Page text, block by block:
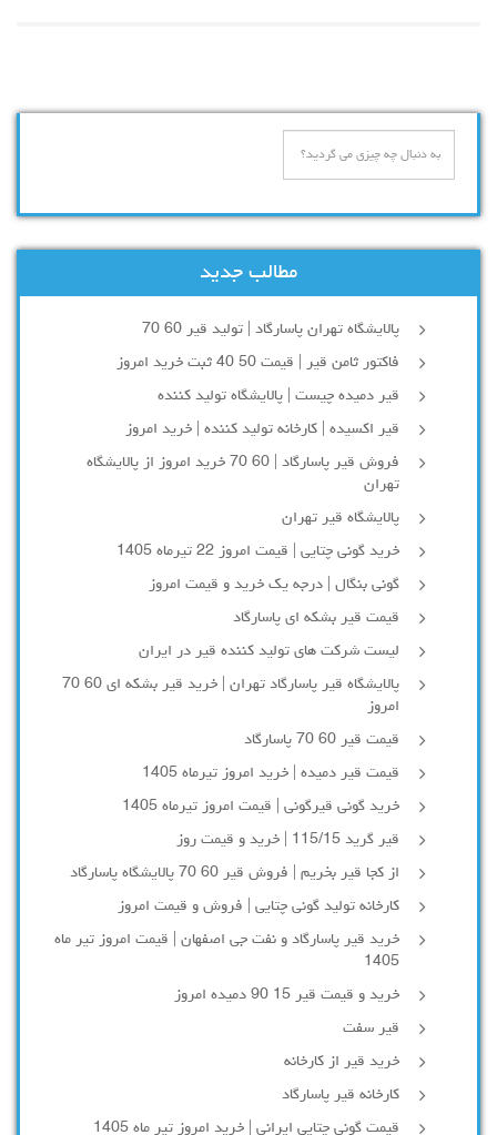
مطالب جدید
پالایشگاه تهران پاسارگاد | تولید قیر 60 70
فاکتور ثامن قیر | قیمت 50 40 ثبت خرید امروز
قیر دمیده چیست | پالایشگاه تولید کننده
قیر اکسیده | کارخانه تولید کننده | خرید امروز
فروش قیر پاسارگاد | 60 70 خرید امروز از پالایشگاه
تهران
پالایشگاه قیر تهران
خرید گونی چتایی | قیمت امروز 22 تیرماه 1405
گونی بنگال | درجه یک خرید و قیمت امروز
قیمت قیر بشکه ای پاسارگاد
لیست شرکت های تولید کننده قیر در ایران
پالایشگاه قیر پاسارگاد تهران | خرید قیر بشکه ای 60 70
امروز
قیمت قیر 60 70 پاسارگاد
قیمت قیر دمیده | خرید امروز تیرماه 1405
خرید گونی قیرگونی | قیمت امروز تیرماه 1405
قیر گرید 115/15 | خرید و قیمت روز
از کجا قیر بخریم | فروش قیر 60 70 پالایشگاه پاسارگاد
کارخانه تولید گونی چتایی | فروش و قیمت امروز
خرید قیر پاسارگاد و نفت جی اصفهان | قیمت امروز تیر ماه
1405
خرید و قیمت قیر 15 90 دمیده امروز
قیر سفت
خرید قیر از کارخانه
کارخانه قیر پاسارگاد
قیمت گونی چتایی ایرانی | خرید امروز تیر ماه 1405